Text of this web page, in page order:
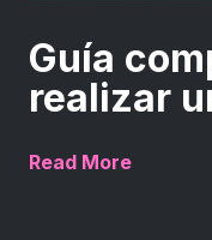
Guía
realizar
Read More